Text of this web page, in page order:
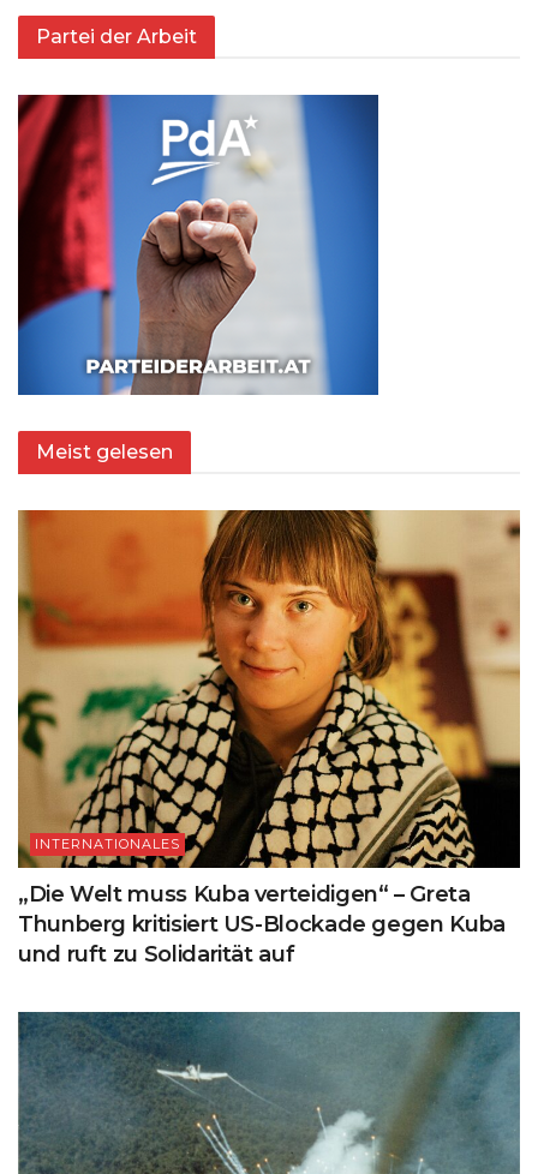
Partei der Arbeit
Meist gelesen
INTERNATIONALES
„Die Welt muss Kuba verteidigen“ – Greta
Thunberg kritisiert US-Blockade gegen Kuba
und ruft zu Solidarität auf